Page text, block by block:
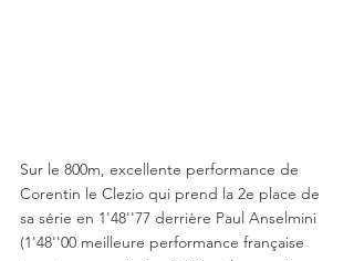
Sur le 800m, excellente performance de
Corentin le Clezio qui prend la 2e place de
sa série en 1'48''77 derrière Paul Anselmini
(1'48''00 meilleure performance française